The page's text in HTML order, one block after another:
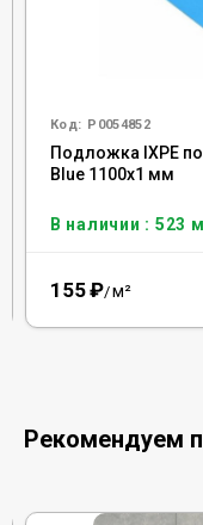
Код: Р0054852
Подложка IXPE
Blue 1100х1 мм
В наличии : 523
155₽/м²
Рекомендуем